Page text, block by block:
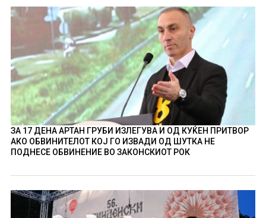
ЗА 17 ДЕНА АРТАН ГРУБИ ИЗЛЕГУВА И ОД КУЌЕН ПРИТВОР
АКО ОБВИНИТЕЛОТ КОЈ ГО ИЗВАДИ ОД ШУТКА НЕ
ПОДНЕСЕ ОБВИНЕНИЕ ВО ЗАКОНСКИОТ РОК